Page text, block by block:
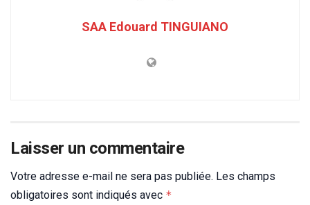
SAA Edouard TINGUIANO
Laisser un commentaire
Votre adresse e-mail ne sera pas publiée. Les champs
obligatoires sont indiqués avec *